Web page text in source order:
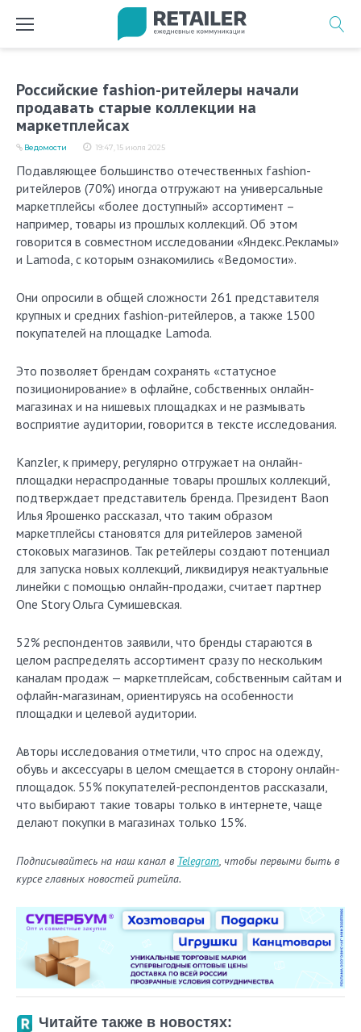
Российские fashion-ритейлеры начали
продавать старые коллекции на
маркетплейсах
19:47, 15 июля 2025
Ведомости
Подавляющее большинство отечественных fashion-
ритейлеров (70%) иногда отгружают на универсальные
маркетплейсы «более доступный» ассортимент –
например, товары из прошлых коллекций. Об этом
говорится в совместном исследовании «Яндекс.Рекламы»
и Lamoda, с которым ознакомились «Ведомости».
Они опросили в общей сложности 261 представителя
крупных и средних fashion-ритейлеров, а также 1500
покупателей на площадке Lamoda.
Это позволяет брендам сохранять «статусное
позиционирование» в офлайне, собственных онлайн-
магазинах и на нишевых площадках и не размывать
восприятие аудитории, говорится в тексте исследования.
Kanzler, к примеру, регулярно отгружает на онлайн-
площадки нераспроданные товары прошлых коллекций,
подтверждает представитель бренда. Президент Baon
Илья Ярошенко рассказал, что таким образом
маркетплейсы становятся для ритейлеров заменой
стоковых магазинов. Так ретейлеры создают потенциал
для запуска новых коллекций, ликвидируя неактуальные
линейки с помощью онлайн-продажи, считает партнер
One Story Ольга Сумишевская.
52% респондентов заявили, что бренды стараются в
целом распределять асcортимент сразу по нескольким
каналам продаж — маркетплейсам, собственным сайтам и
офлайн-магазинам, ориентируясь на особенности
площадки и целевой аудитории.
Авторы исследования отметили, что спрос на одежду,
обувь и аксессуары в целом смещается в сторону онлайн-
площадок. 55% покупателей-респондентов рассказали,
что выбирают такие товары только в интернете, чаще
делают покупки в магазинах только 15%.
Подписывайтесь на наш канал в Telegram, чтобы первыми быть в
курсе главных новостей ритейла.
Читайте также в новостях: